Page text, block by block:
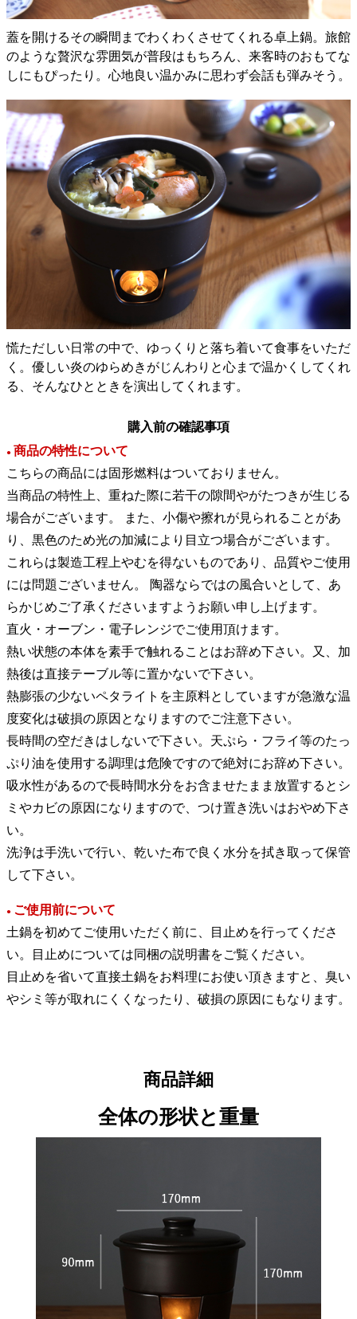
蓋を開けるその瞬間までわくわくさせてくれる卓上鍋。旅館
のような贅沢な雰囲気が普段はもちろん、来客時のおもてな
しにもぴったり。心地良い温かみに思わず会話も弾みそう。
慌ただしい日常の中で、ゆっくりと落ち着いて食事をいただ
く。優しい炎のゆらめきがじんわりと心まで温かくしてくれ
る、そんなひとときを演出してくれます。
購入前の確認事項
● 商品の特性について
こちらの商品には固形燃料はついておりません。
当商品の特性上、重ねた際に若干の隙間やがたつきが生じる
場合がございます。 また、小傷や擦れが見られることがあ
り、黒色のため光の加減により目立つ場合がございます。
これらは製造工程上やむを得ないものであり、品質やご使用
には問題ございません。 陶器ならではの風合いとして、あ
らかじめご了承くださいますようお願い申し上げます。
直火・オーブン・電子レンジでご使用頂けます。
熱い状態の本体を素手で触れることはお辞め下さい。又、加
熱後は直接テーブル等に置かないで下さい。
熱膨張の少ないペタライトを主原料としていますが急激な温
度変化は破損の原因となりますのでご注意下さい。
長時間の空だきはしないで下さい。天ぷら・フライ等のたっ
ぷり油を使用する調理は危険ですので絶対にお辞め下さい。
吸水性があるので長時間水分をお含ませたまま放置するとシ
ミやカビの原因になりますので、つけ置き洗いはおやめ下さ
い。
洗浄は手洗いで行い、乾いた布で良く水分を拭き取って保管
して下さい。
● ご使用前について
土鍋を初めてご使用いただく前に、目止めを行ってくださ
い。目止めについては同梱の説明書をご覧ください。
目止めを省いて直接土鍋をお料理にお使い頂きますと、臭い
やシミ等が取れにくくなったり、破損の原因にもなります。
商品詳細
全体の形状と重量